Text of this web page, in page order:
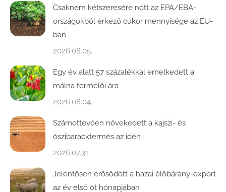
Csaknem kétszeresére nőtt az EPA/EBA-
országokból érkező cukor mennyisége az EU-
ban
2026.08.05.
Egy év alatt 57 százalékkal emelkedett a
málna termelői ára
2026.08.04.
Számottevően növekedett a kajszi- és
őszibaracktermés az idén
2026.07.31.
Jelentősen erősödött a hazai élőbárány-export
az év első öt hónapjában